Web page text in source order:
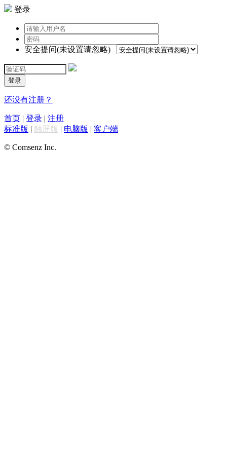
登录
安全提问(未设置请忽略)
登录
还没有注册？
首页 | 登录 | 注册
标准版 | 触屏版 | 电脑版 | 客户端
© Comsenz Inc.